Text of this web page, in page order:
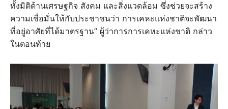
ทั้งมิติด้านเศรษฐกิจ สังคม และสิ่งแวดล้อม ซึ่งช่วยจะสร้าง
ความเชื่อมั่นให้กับประชาชนว่า การเคหะแห่งชาติจะพัฒนา
ที่อยู่อาศัยที่ได้มาตรฐาน” ผู้ว่าการการเคหะแห่งชาติ กล่าว
ในตอนท้าย